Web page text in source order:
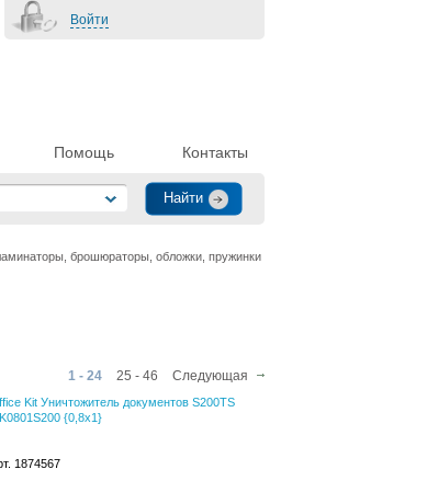
Помощь Контакты
Войти
брошюраторы, обложки, пружинки
1 - 24 25 - 46 Следующая
Kit Уничтожитель документов S200TS
{0,8x1}
1874567